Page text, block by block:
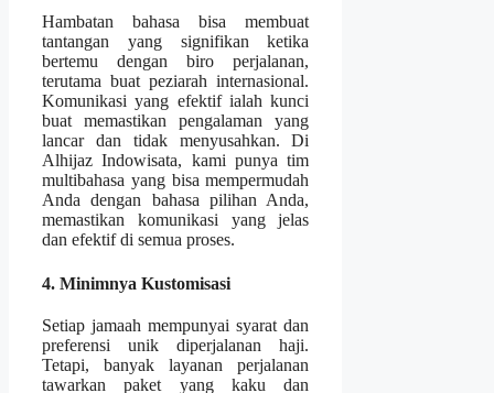
Hambatan bahasa bisa membuat
tantangan yang signifikan ketika
bertemu dengan biro perjalanan,
terutama buat peziarah internasional.
Komunikasi yang efektif ialah kunci
buat memastikan pengalaman yang
lancar dan tidak menyusahkan. Di
Alhijaz Indowisata, kami punya tim
multibahasa yang bisa mempermudah
Anda dengan bahasa pilihan Anda,
memastikan komunikasi yang jelas
dan efektif di semua proses.
4. Minimnya Kustomisasi
Setiap jamaah mempunyai syarat dan
preferensi unik diperjalanan haji.
Tetapi, banyak layanan perjalanan
tawarkan paket yang kaku dan